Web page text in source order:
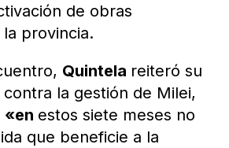
de obras
la provincia.
Quintela reiteró su
la gestión de Milei,
«en estos siete meses no
que beneficie a la